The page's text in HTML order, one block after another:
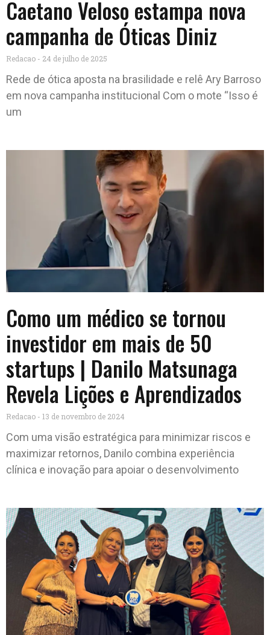
Caetano Veloso estampa nova
campanha de Óticas Diniz
Redacao 24 de julho de 2025
Rede de ótica aposta na brasilidade e relê Ary Barroso
em nova campanha institucional Com o mote “Isso é
um
Como um médico se tornou
investidor em mais de 50
startups | Danilo Matsunaga
Revela Lições e Aprendizados
Redacao 13 de novembro de 2024
Com uma visão estratégica para minimizar riscos e
maximizar retornos, Danilo combina experiência
clínica e inovação para apoiar o desenvolvimento